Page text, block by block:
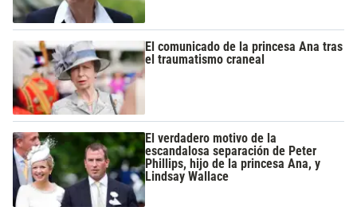
El comunicado de la princesa Ana tras
el traumatismo craneal
El verdadero motivo de la
escandalosa separación de Peter
Phillips, hijo de la princesa Ana, y
Lindsay Wallace